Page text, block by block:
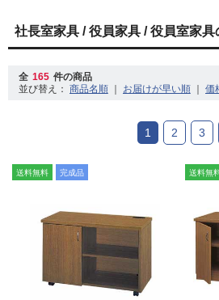
社長室家具 / 役員家具 / 役員室家
全 165 件の商品
並び替え：
｜ ｜
1 2 3
送料無料 完成品 送料無